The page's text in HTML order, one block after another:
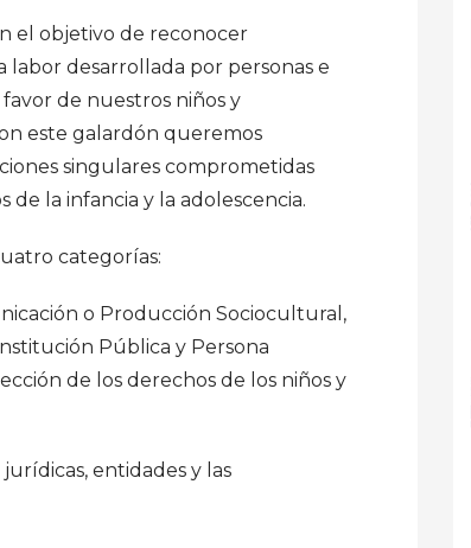
el objetivo de reconocer
labor desarrollada por personas e
de nuestros niños y
este galardón queremos
singulares comprometidas
de la infancia y la adolescencia.
categorías:
o Producción Sociocultural,
Pública y Persona
de los derechos de los niños y
entidades y las